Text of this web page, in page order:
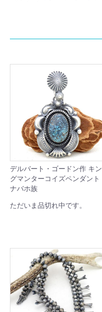
デルバート・ゴードン作 キン
グマンターコイズペンダント
ナバホ族
ただいま品切れ中です。